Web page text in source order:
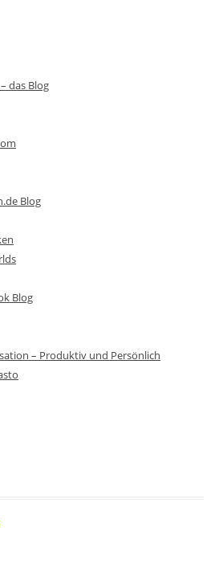
das Blog
Blog
Blog
– Produktiv und Persönlich